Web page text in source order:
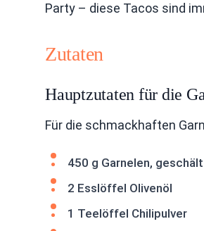
Party – diese Tacos sind
Zutaten
Hauptzutaten für die
Für die schmackhaften
450 g Garnelen,
2 Esslöffel Olivenöl
1 Teelöffel Chilipulver